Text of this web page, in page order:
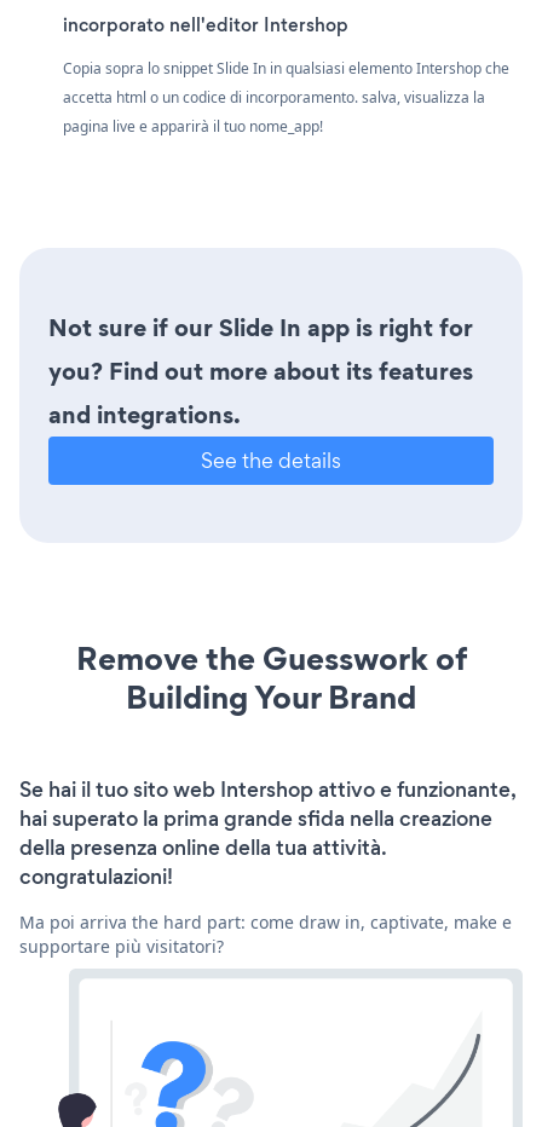
incorporato nell'editor Intershop
Copia sopra lo snippet Slide In in qualsiasi elemento Intershop che
accetta html o un codice di incorporamento. salva, visualizza la
pagina live e apparirà il tuo nome_app!
Not sure if our Slide In app is right for
you? Find out more about its features
and integrations.
See the details
Remove the Guesswork of
Building Your Brand
Se hai il tuo sito web Intershop attivo e funzionante,
hai superato la prima grande sfida nella creazione
della presenza online della tua attività.
congratulazioni!
Ma poi arriva the hard part: come draw in, captivate, make e
supportare più visitatori?